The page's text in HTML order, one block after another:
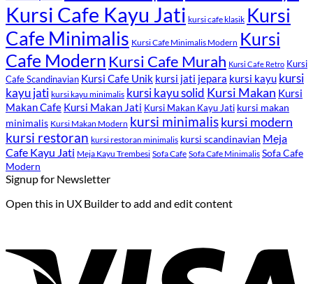
Kursi Cafe Kayu Jati kursi cafe klasik Kursi
Cafe Minimalis Kursi Cafe Minimalis Modern Kursi
Cafe Modern Kursi Cafe Murah Kursi Cafe Retro Kursi
Cafe Scandinavian Kursi Cafe Unik kursi jati jepara kursi kayu kursi
kayu jati kursi kayu minimalis kursi kayu solid Kursi Makan Kursi
Makan Cafe Kursi Makan Jati Kursi Makan Kayu Jati kursi makan
minimalis Kursi Makan Modern kursi minimaliskursi modern
kursi restoran kursi restoran minimalis kursi scandinavian Meja
Cafe Kayu Jati Meja Kayu Trembesi Sofa Cafe Sofa Cafe Minimalis Sofa Cafe
Modern
Signup for Newsletter
Open this in UX Builder to add and edit content